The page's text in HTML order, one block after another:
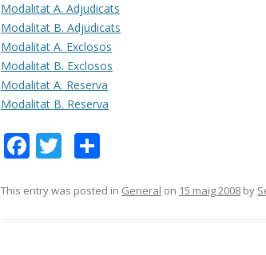
Modalitat A. Adjudicats
Modalitat B. Adjudicats
Modalitat A. Exclosos
Modalitat B. Exclosos
Modalitat A. Reserva
Modalitat B. Reserva
F
e
T
itt m
This entry was posted in General on 15 maig 2008 by